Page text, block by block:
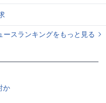
ースランキングをもっと見る
か